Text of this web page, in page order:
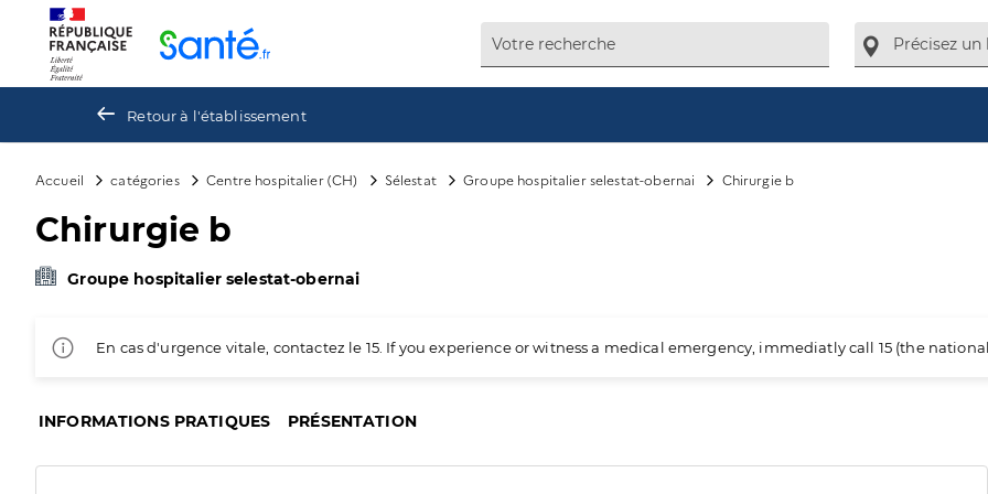
Retour à l'établissement
Accueil catégories Centre hospitalier (CH) Sélestat Groupe hospitalier selestat-obernai Chirurgie b
Chirurgie b
Groupe hospitalier selestat-obernai
En cas d'urgence vitale, contactez le 15. If you experience or witness a medical emergency, immediatly call 15 (the
INFORMATIONS PRATIQUES PRÉSENTATION
Panneau de gestion des cookies